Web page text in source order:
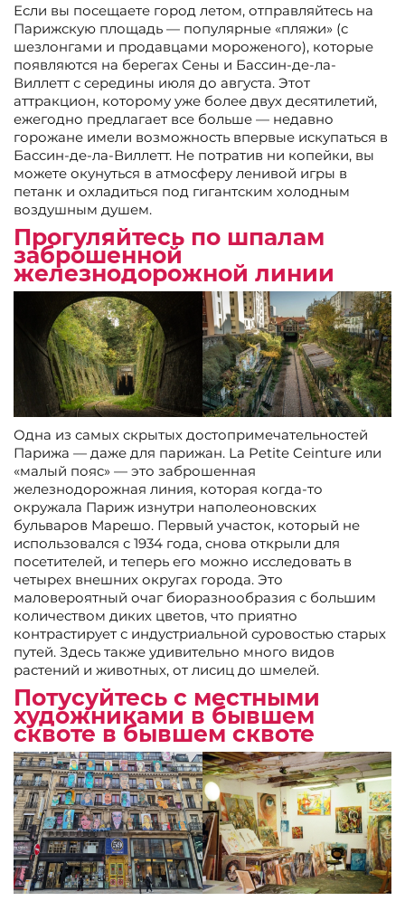
Если вы посещаете город летом, отправляйтесь на
Парижскую площадь — популярные «пляжи» (с
шезлонгами и продавцами мороженого), которые
появляются на берегах Сены и Бассин-де-ла-
Виллетт с середины июля до августа. Этот
аттракцион, которому уже более двух десятилетий,
ежегодно предлагает все больше — недавно
горожане имели возможность впервые искупаться в
Бассин-де-ла-Виллетт. Не потратив ни копейки, вы
можете окунуться в атмосферу ленивой игры в
петанк и охладиться под гигантским холодным
воздушным душем.
Прогуляйтесь по шпалам
заброшенной
железнодорожной линии
Одна из самых скрытых достопримечательностей
Парижа — даже для парижан. La Petite Ceinture или
«малый пояс» — это заброшенная
железнодорожная линия, которая когда-то
окружала Париж изнутри наполеоновских
бульваров Марешо. Первый участок, который не
использовался с 1934 года, снова открыли для
посетителей, и теперь его можно исследовать в
четырех внешних округах города. Это
маловероятный очаг биоразнообразия с большим
количеством диких цветов, что приятно
контрастирует с индустриальной суровостью старых
путей. Здесь также удивительно много видов
растений и животных, от лисиц до шмелей.
Потусуйтесь с местными
художниками в бывшем
сквоте в бывшем сквоте